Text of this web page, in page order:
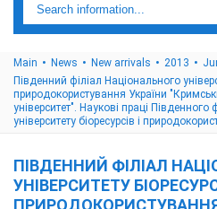
Main News New arrivals 2013
Південний філіал Національного
природокористування України
університет". Наукові праці Південного
університету біоресурсів і
ПІВДЕННИЙ ФІЛІАЛ
УНІВЕРСИТЕТУ
ПРИРОДОКОРИСТУВАННЯ